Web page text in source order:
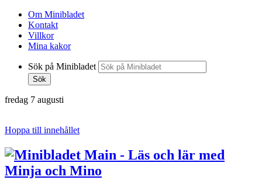
Om Minibladet
Kontakt
Villkor
Mina kakor
Sök på Minibladet
Sök
fredag 7 augusti
Hoppa till innehållet